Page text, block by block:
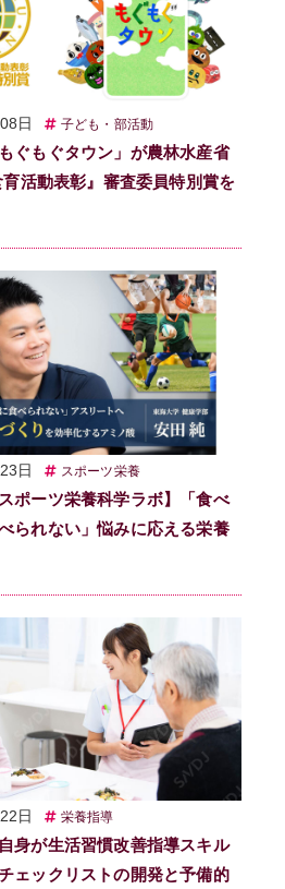
日 子ども・部活動
ぐもぐタウン」が農林水産省
育活動表彰』審査委員特別賞を
日 スポーツ栄養
スポーツ栄養科学ラボ】「食べ
られない」悩みに応える栄養
日 栄養指導
身が生活習慣改善指導スキル
ェックリストの開発と予備的